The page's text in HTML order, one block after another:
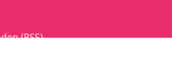
(RSS)